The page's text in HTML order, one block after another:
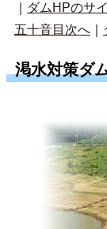
ダムHPのサ
五十音目次へ
渇水対策ダ